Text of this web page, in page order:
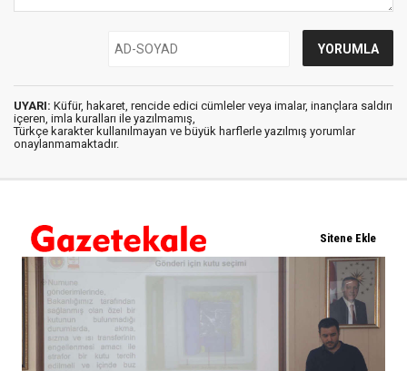
UYARI: Küfür, hakaret, rencide edici cümleler veya imalar, inançlara saldırı
içeren, imla kuralları ile yazılmamış,
Türkçe karakter kullanılmayan ve büyük harflerle yazılmış yorumlar
onaylanmamaktadır.